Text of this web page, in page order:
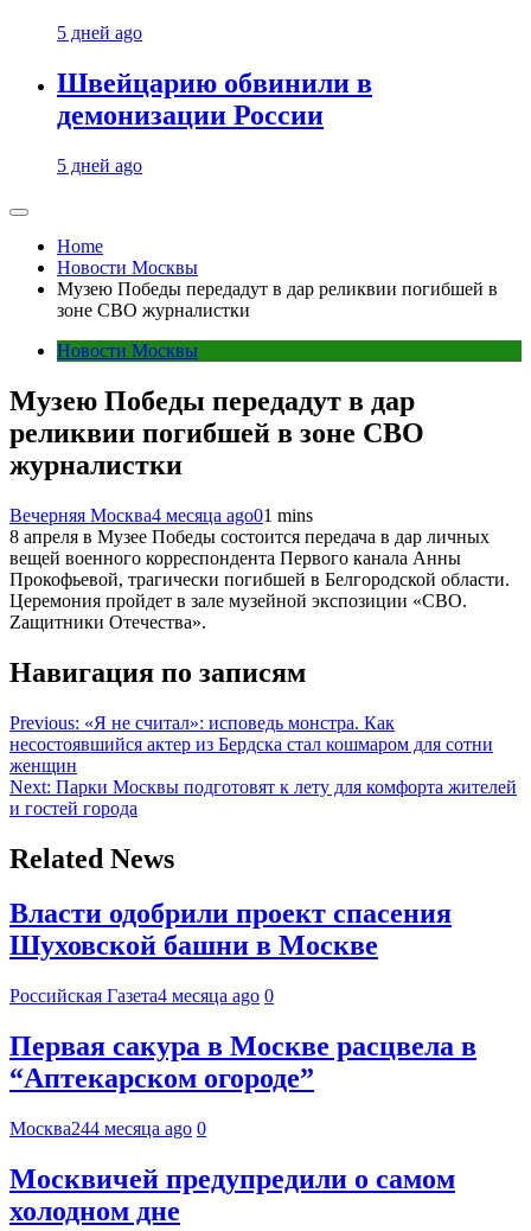
5 дней ago
Швейцарию обвинили в
демонизации России
5 дней ago
Home
Новости Москвы
Музею Победы передадут в дар реликвии погибшей в
зоне СВО журналистки
Новости Москвы
Музею Победы передадут в дар
реликвии погибшей в зоне СВО
журналистки
Вечерняя Москва4 месяца ago01 mins
8 апреля в Музее Победы состоится передача в дар личных
вещей военного корреспондента Первого канала Анны
Прокофьевой, трагически погибшей в Белгородской области.
Церемония пройдет в зале музейной экспозиции «СВО.
Zащитники Отечества».
Навигация по записям
Previous: «Я не считал»: исповедь монстра. Как
несостоявшийся актер из Бердска стал кошмаром для сотни
женщин
Next: Парки Москвы подготовят к лету для комфорта жителей
и гостей города
Related News
Власти одобрили проект спасения
Шуховской башни в Москве
Российская Газета4 месяца ago 0
Первая сакура в Москве расцвела в
“Аптекарском огороде”
Москва244 месяца ago 0
Москвичей предупредили о самом
холодном дне